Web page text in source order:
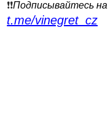
❗️❗️Подписывайтесь
t.me/vinegret_cz